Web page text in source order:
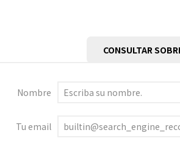
CONSULTAR
Nombre
Tu email